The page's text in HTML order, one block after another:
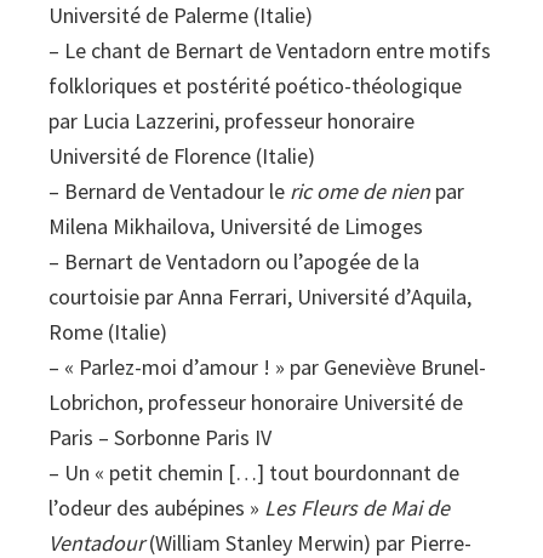
Université de Palerme (Italie)
– Le chant de Bernart de Ventadorn entre motifs
folkloriques et postérité poético-théologique
par Lucia Lazzerini, professeur honoraire
Université de Florence (Italie)
– Bernard de Ventadour le ric ome de nien par
Milena Mikhailova, Université de Limoges
– Bernart de Ventadorn ou l’apogée de la
courtoisie par Anna Ferrari, Université d’Aquila,
Rome (Italie)
– « Parlez-moi d’amour ! » par Geneviève Brunel-
Lobrichon, professeur honoraire Université de
Paris – Sorbonne Paris IV
– Un « petit chemin […] tout bourdonnant de
l’odeur des aubépines » Les Fleurs de Mai de
Ventadour(William Stanley Merwin) par Pierre-